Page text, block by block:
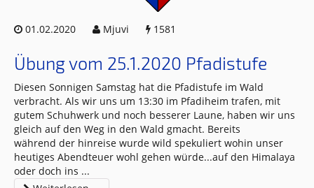
01.02.2020 Mjuvi 1581
Übung vom 25.1.2020 Pfadistufe
Diesen Sonnigen Samstag hat die Pfadistufe im Wald
verbracht. Als wir uns um 13:30 im Pfadiheim trafen, mit
gutem Schuhwerk und noch besserer Laune, haben wir uns
gleich auf den Weg in den Wald gmacht. Bereits
während der hinreise wurde wild spekuliert wohin unser
heutiges Abendteuer wohl gehen würde...auf den Himalaya
oder doch ins ...